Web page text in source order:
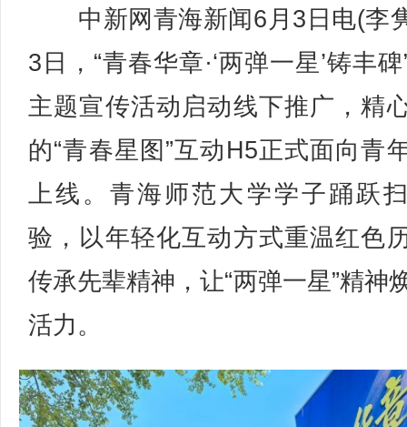
中新网青海新闻6月3日电(李
3日，“青春华章·‘两弹一星’铸丰
主题宣传活动启动线下推广，精
的“青春星图”互动H5正式面向青
上线。青海师范大学学子踊跃
验，以年轻化互动方式重温红色
传承先辈精神，让“两弹一星”精神
活力。